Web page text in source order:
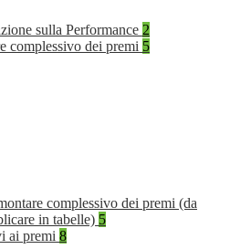
sulla Performance 2
complessivo dei premi 5
complessivo dei premi (da
in tabelle) 5
ai premi 8